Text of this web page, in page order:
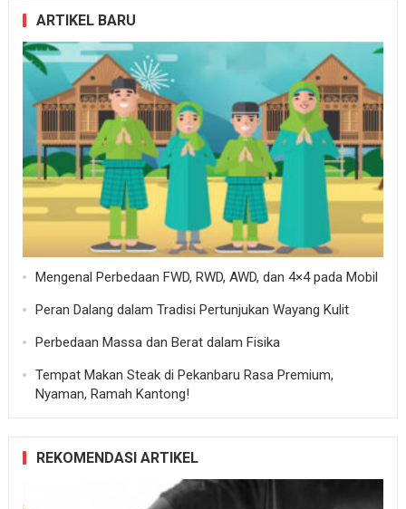
ARTIKEL BARU
Mengenal Perbedaan FWD, RWD, AWD, dan 4×4 pada Mobil
Peran Dalang dalam Tradisi Pertunjukan Wayang Kulit
Perbedaan Massa dan Berat dalam Fisika
Tempat Makan Steak di Pekanbaru Rasa Premium,
Nyaman, Ramah Kantong!
REKOMENDASI ARTIKEL